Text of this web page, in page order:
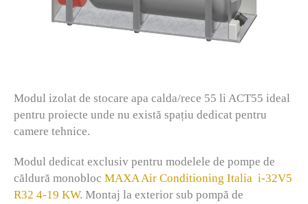
Modul izolat de stocare apa calda/rece 55 li ACT55 ideal
pentru proiecte unde nu există spațiu dedicat pentru
camere tehnice.
Modul dedicat exclusiv pentru modelele de pompe de
căldură monobloc MAXA Air Conditioning Italia i-32V5
R32 4-19 KW. Montaj la exterior sub pompă de